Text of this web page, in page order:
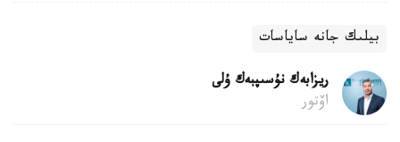
بيلىك جانە ساياسات
ريزابەك نۇسىپبەك ۇلى
اۆتور